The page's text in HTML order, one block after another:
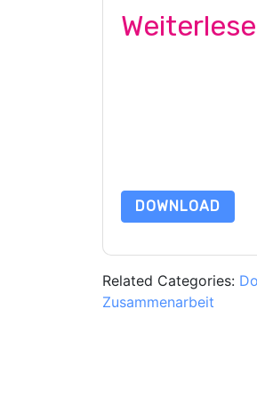
DOWNLOAD
Related Categories:
Zusammenarbeit